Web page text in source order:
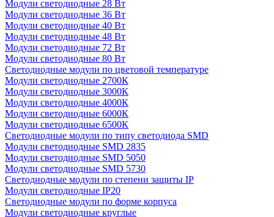
Модули светодиодные 28 Вт
Модули светодиодные 36 Вт
Модули светодиодные 40 Вт
Модули светодиодные 48 Вт
Модули светодиодные 72 Вт
Модули светодиодные 80 Вт
Светодиодные модули по цветовой температуре
Модули светодиодные 2700К
Модули светодиодные 3000К
Модули светодиодные 4000К
Модули светодиодные 6000К
Модули светодиодные 6500К
Светодиодные модули по типу светодиода SMD
Модули светодиодные SMD 2835
Модули светодиодные SMD 5050
Модули светодиодные SMD 5730
Светодиодные модули по степени защиты IP
Модули светодиодные IP20
Светодиодные модули по форме корпуса
Модули светодиодные круглые